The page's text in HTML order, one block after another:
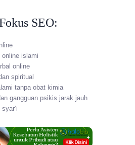
SEO:
online islami
online
spiritual
tanpa obat kimia
gangguan psikis jarak jauh